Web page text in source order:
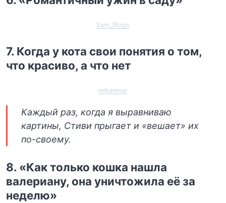
Sam_Blogs
7. Когда у кота свои понятия о том,
что красиво, а что нет
mikenmar
Каждый раз, когда я выравниваю
картины, Стиви прыгает и «вешает» их
по-своему.
8. «Как только кошка нашла
валериану, она уничтожила её за
неделю»